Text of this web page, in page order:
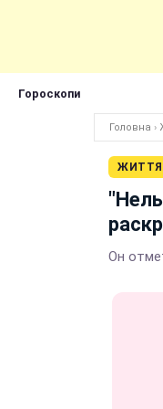
Гороскопи
Головна ›
ЖИТТЯ
Он